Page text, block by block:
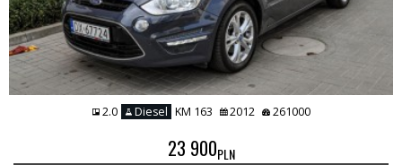
2.0 Diesel KM 163 2012 261000
23 900PLN